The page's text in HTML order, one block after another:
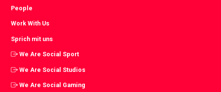
People
Work With Us
Sprich mit uns
We Are Social Sport
We Are Social Studios
We Are Social Gaming